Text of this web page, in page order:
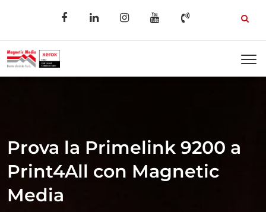
Prova la Primelink 9200 a
Print4All con Magnetic
Media